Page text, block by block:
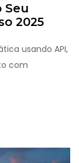
Seu
2025
usando API,
com